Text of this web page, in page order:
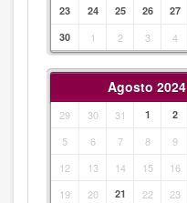
23
24 25 26 27
30
1 2 3 4
Agosto 2024
29 30 31 1 2
5 6 7 8 9
12
13 14 15 16
19
20 21 22 23